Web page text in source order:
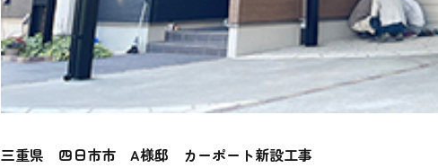
三重県 四日市市 A様邸 カーポート新設工事